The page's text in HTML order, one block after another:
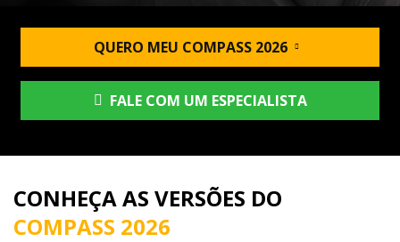
QUERO MEU COMPASS 2026
FALE COM UM ESPECIALISTA
CONHEÇA AS VERSÕES DO
COMPASS 2026